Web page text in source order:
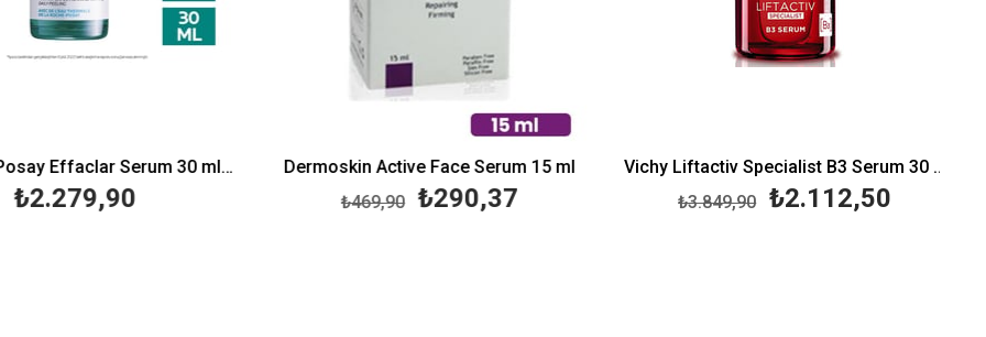
La Roche Posay Effaclar Serum 30 ml-Peeling Etkili
₺2.279,90
Dermoskin Active Face Serum 15 ml
₺290,37
₺469,90
Vichy Liftactiv Specialist B3 Serum 30 ml
₺2.112,50
₺3.849,90